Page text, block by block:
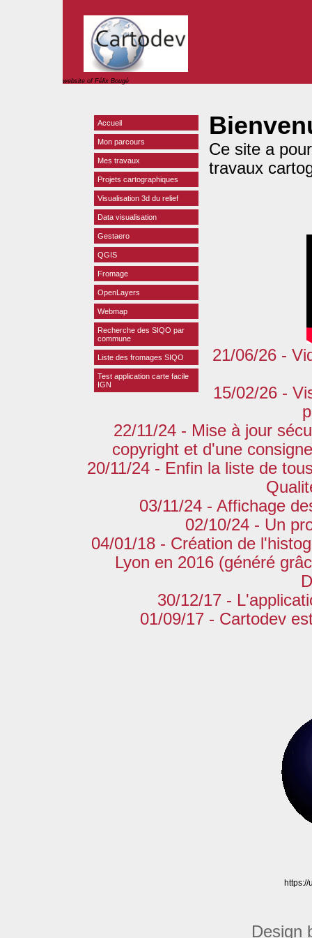
website of Félix Bougé
Accueil
Mon parcours
Mes travaux
Projets cartographiques
Visualisation 3d du relief
Data visualisation
Gestaero
QGIS
Fromage
OpenLayers
Webmap
Recherche des SIQO par
commune
Liste des fromages SIQO
Test application carte facile
IGN
Ce site a
travaux
21/06/26 -
15/02/26 -
22/11/24 - Mise à jour
copyright et d'une
20/11/24 - Enfin la liste de
03/11/24 - Affichage
02/10/24 - Un
04/01/18 - Création de
Lyon en 2016 (généré
30/12/17 -
01/09/17 - Cartodev
Design